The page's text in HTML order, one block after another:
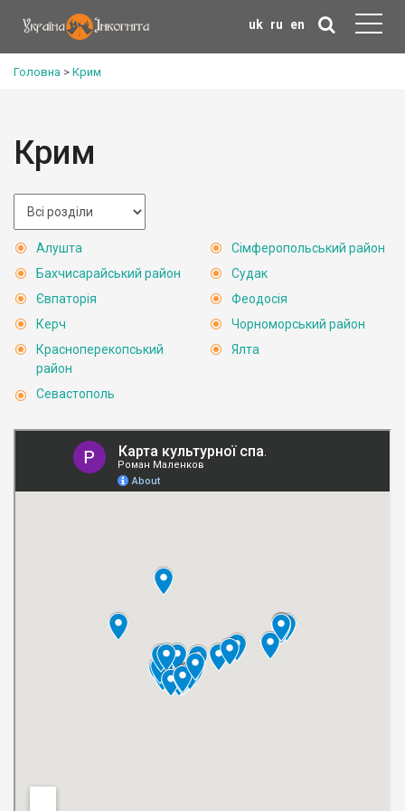
uk ru en
Головна > Крим
Крим
Алушта
Бахчисарайський район
Євпаторія
Керч
Красноперекопський
район
Севастополь
Сімферопольський район
Судак
Феодосія
Чорноморський район
Ялта